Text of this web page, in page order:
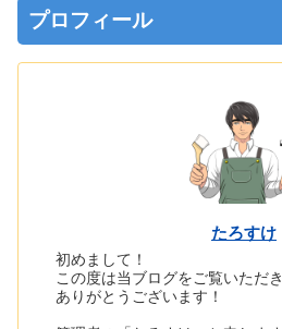
プロフィール
たろすけ
初めまして！
この度は当ブログをご覧いただき
ありがとうございます！